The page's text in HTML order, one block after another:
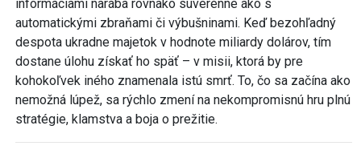
informáciami narába rovnako suverénne ako s
automatickými zbraňami či výbušninami. Keď bezohľadný
despota ukradne majetok v hodnote miliardy dolárov, tím
dostane úlohu získať ho späť – v misii, ktorá by pre
kohokoľvek iného znamenala istú smrť. To, čo sa začína ako
nemožná lúpež, sa rýchlo zmení na nekompromisnú hru plnú
stratégie, klamstva a boja o prežitie.